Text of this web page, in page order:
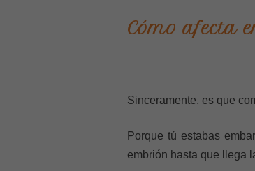
Cómo afecta
Sinceramente, es que
Porque tú estabas
embrión hasta que llega